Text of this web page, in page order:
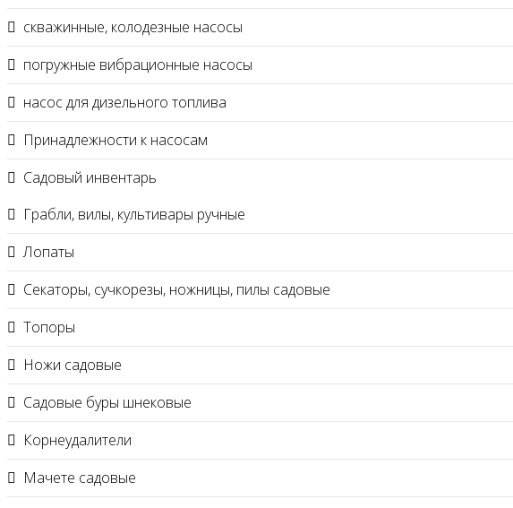
скважинные, колодезные насосы
погружные вибрационные насосы
насос для дизельного топлива
Принадлежности к насосам
Садовый инвентарь
Грабли, вилы, культивары ручные
Лопаты
Секаторы, сучкорезы, ножницы, пилы садовые
Топоры
Ножи садовые
Садовые буры шнековые
Корнеудалители
Мачете садовые